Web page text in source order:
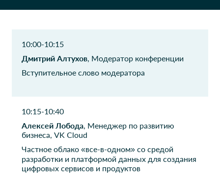
Руководитель, Куратор ИТ
и ИБ
ПАО Мечел
ВТБ
Эксперт управления
больших данных
Баранова
информационной
безопасности
10:00-10:15
Дмитрий Алтухов, Модератор конференции
Вступительное слово модератора
10:15-10:40
Алексей Лобода, Менеджер по развитию
бизнеса, VK Cloud
Частное облако «все-в-одном» со средой
разработки и платформой данных для создания
цифровых сервисов и продуктов